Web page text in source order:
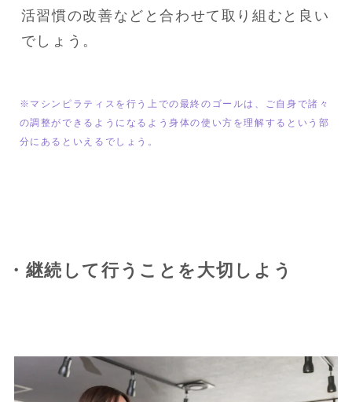
活習慣の改善などと合わせて取り組むと良い
でしょう。
※マシンピラティスを行う上での最終のゴールは、ご自身で諸々
の調整ができるようになるよう身体の使い方を理解するという部
分にあるといえるでしょう。
・継続して行うことを大切しよう